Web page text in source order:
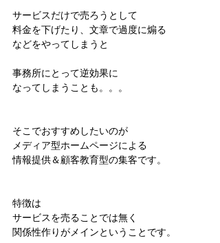
サービスだけで売ろうとして
料金を下げたり、文章で過度に煽る
などをやってしまうと
事務所にとって逆効果に
なってしまうことも。。。
そこでおすすめしたいのが
メディア型ホームページによる
情報提供＆顧客教育型の集客です。
特徴は
サービスを売ることでは無く
関係性作りがメインということです。